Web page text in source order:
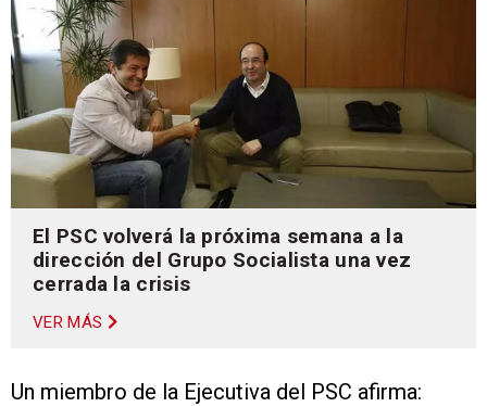
El PSC volverá la próxima semana a la
dirección del Grupo Socialista una vez
cerrada la crisis
VER MÁS
Un miembro de la Ejecutiva del PSC afirma: